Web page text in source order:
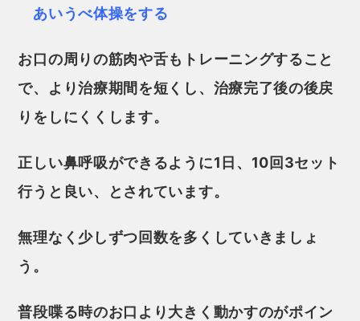
あいうべ体操をする
お口の周りの筋肉や舌もトレーニングすること
で、より治療期間を短くし、治療完了後の後戻
り をしにくくします。
正しい鼻呼吸ができるように1日、10回3セット
行うと良い、とされています。
無理なく少しずつ回数を多くしていきましょ
う。
普段喋る時のお口より大きく動かすのがポイン